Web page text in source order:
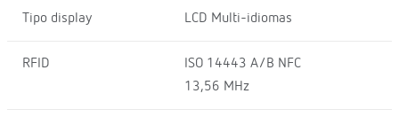
Tipo display LCD Multi-idiomas
RFID
ISO 14443 A/B NFC
13,56 MHz